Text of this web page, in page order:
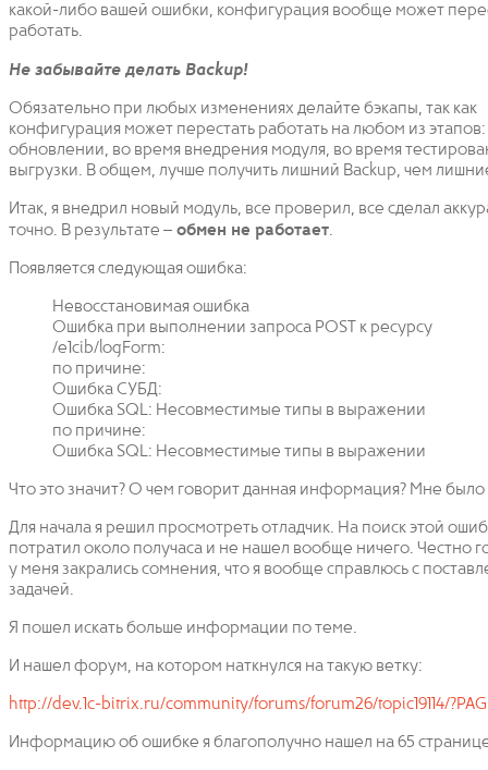
какой-либо вашей ошибки, конфигурация вообще может
работать.
Не забывайте делать Backup!
Обязательно при любых изменениях делайте бэкапы, так как
конфигурация может перестать работать на любом из
обновлении, во время внедрения модуля, во время
выгрузки. В общем, лучше получить лишний Backup, чем
Итак, я внедрил новый модуль, все проверил, все сделал
точно. В результате – обмен не работает.
Появляется следующая ошибка:
Невосстановимая ошибка
Ошибка при выполнении запроса POST к ресурсу
/e1cib/logForm:
по причине:
Ошибка СУБД:
Ошибка SQL: Несовместимые типы в выражении
по причине:
Ошибка SQL: Несовместимые типы в выражении
Что это значит? О чем говорит данная информация? Мне
Для начала я решил просмотреть отладчик. На поиск этой
потратил около получаса и не нашел вообще ничего. Честно
у меня закрались сомнения, что я вообще справлюсь с
задачей.
Я пошел искать больше информации по теме.
И нашел форум, на котором наткнулся на такую ветку:
http://dev.1c-bitrix.ru/community/forums/forum26/topic19114/
Информацию об ошибке я благополучно нашел на 65